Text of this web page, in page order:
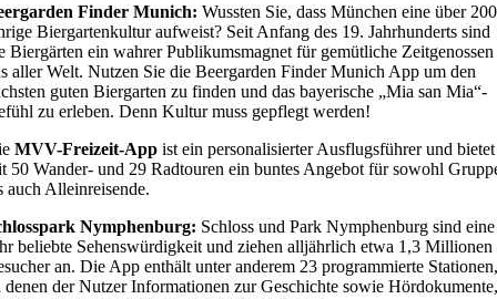
Finder Munich: Wussten Sie, dass München eine über
Biergartenkultur aufweist? Seit Anfang des 19. Jahrhunderts sind
Biergärten ein wahrer Publikumsmagnet für gemütliche Zeitgenossen
aller Welt. Nutzen Sie die Beergarden Finder Munich App um den
guten Biergarten zu finden und das bayerische „Mia san Mia“-
zu erleben. Denn Kultur muss gepflegt werden!
MVV-Freizeit-Appist ein personalisierter Ausflugsführer und bietet
50 Wander- und 29 Radtouren ein buntes Angebot für sowohl
auch Alleinreisende.
Nymphenburg: Schloss und Park Nymphenburg sind eine
beliebte Sehenswürdigkeit und ziehen alljährlich etwa 1,3 Millionen
an. Die App enthält unter anderem 23 programmierte Stationen,
denen der Nutzer Informationen zur Geschichte sowie Hördokumente,